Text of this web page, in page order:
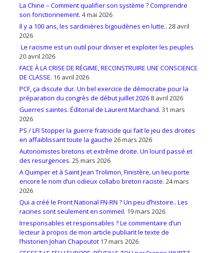
La Chine – Comment qualifier son système ? Comprendre
son fonctionnement. 4 mai 2026
Il y a 100 ans, les sardinières bigoudènes en lutte.. 28 avril
2026
Le racisme est un outil pour diviser et exploiter les peuples
20 avril 2026
FACE À LA CRISE DE RÉGIME, RECONSTRUIRE UNE CONSCIENCE
DE CLASSE. 16 avril 2026
PCF, ça discute dur. Un bel exercice de démocratie pour la
préparation du congrès de début juillet 2026 8 avril 2026
Guerres saintes. Éditorial de Laurent Marchand. 31 mars
2026
PS / LFI Stopper la guerre fratricide qui fait le jeu des droites
en affaiblissant toute la gauche 26 mars 2026
Autonomistes bretons et extrême droite. Un lourd passé et
des resurgences. 25 mars 2026
A Quimper et à Saint Jean Trolimon, Finistère, un lieu porte
encore le nom d’un odieux collabo breton raciste. 24 mars
2026
Qui a créé le Front National FN-RN ? Un peu d’histoire.. Les
racines sont seulement en sommeil. 19 mars 2026
Irresponsables et responsables ? Le commentaire d’un
lecteur à propos de mon article publiant le texte de
l’historien Johan Chapoutot 17 mars 2026